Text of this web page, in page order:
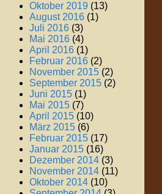
Oktober 2019 (13)
August 2016 (1)
Juli 2016 (3)
Mai 2016 (4)
April 2016 (1)
Februar 2016 (2)
November 2015 (2)
September 2015 (2)
Juni 2015 (1)
Mai 2015 (7)
April 2015 (10)
März 2015 (6)
Februar 2015 (17)
Januar 2015 (16)
Dezember 2014 (3)
November 2014 (11)
Oktober 2014 (10)